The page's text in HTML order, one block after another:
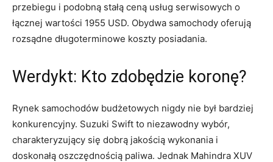
przebiegu i podobną stałą ceną usług serwisowych o
łącznej wartości 1955 USD. Obydwa samochody oferują
rozsądne długoterminowe koszty posiadania.
Werdykt: Kto zdobędzie koronę?
Rynek samochodów budżetowych nigdy nie był bardziej
konkurencyjny. Suzuki Swift to niezawodny wybór,
charakteryzujący się dobrą jakością wykonania i
doskonałą oszczędnością paliwa. Jednak Mahindra XUV